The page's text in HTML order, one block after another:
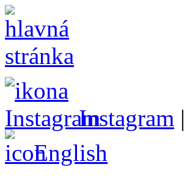
Instagram |
English